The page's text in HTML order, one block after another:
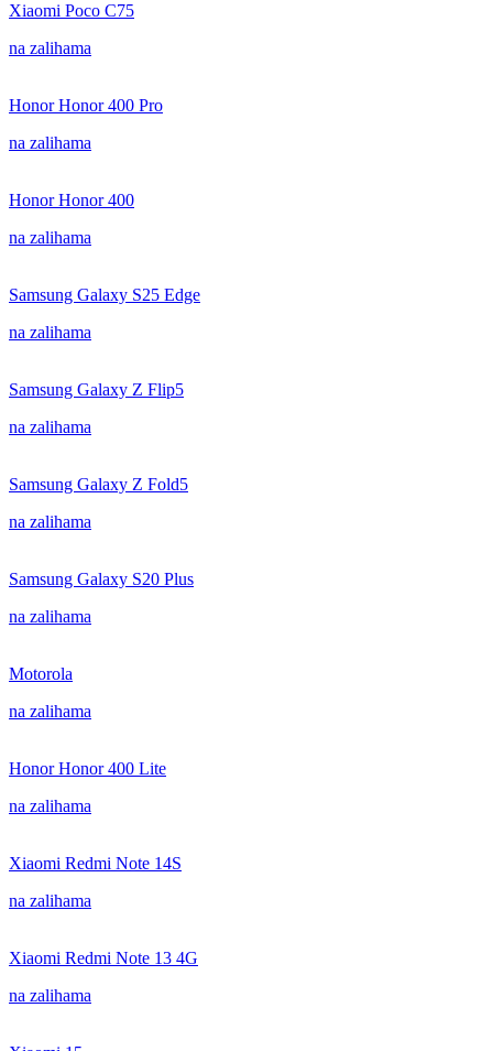
Xiaomi Poco C75
na zalihama
Honor Honor 400 Pro
na zalihama
Honor Honor 400
na zalihama
Samsung Galaxy S25 Edge
na zalihama
Samsung Galaxy Z Flip5
na zalihama
Samsung Galaxy Z Fold5
na zalihama
Samsung Galaxy S20 Plus
na zalihama
Motorola
na zalihama
Honor Honor 400 Lite
na zalihama
Xiaomi Redmi Note 14S
na zalihama
Xiaomi Redmi Note 13 4G
na zalihama